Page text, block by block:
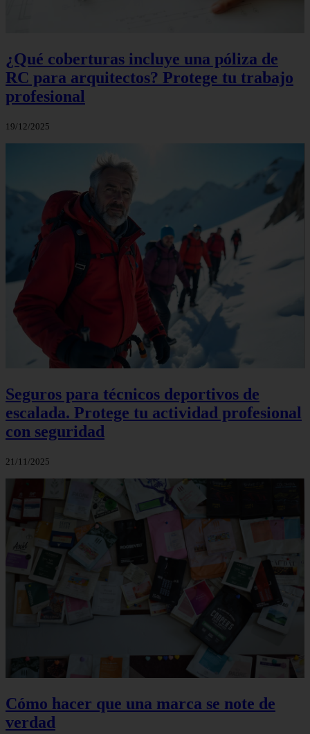
¿Qué coberturas incluye una póliza de
RC para arquitectos? Protege tu trabajo
profesional
19/12/2025
Seguros para técnicos deportivos de
escalada. Protege tu actividad profesional
con seguridad
21/11/2025
Cómo hacer que una marca se note de
verdad